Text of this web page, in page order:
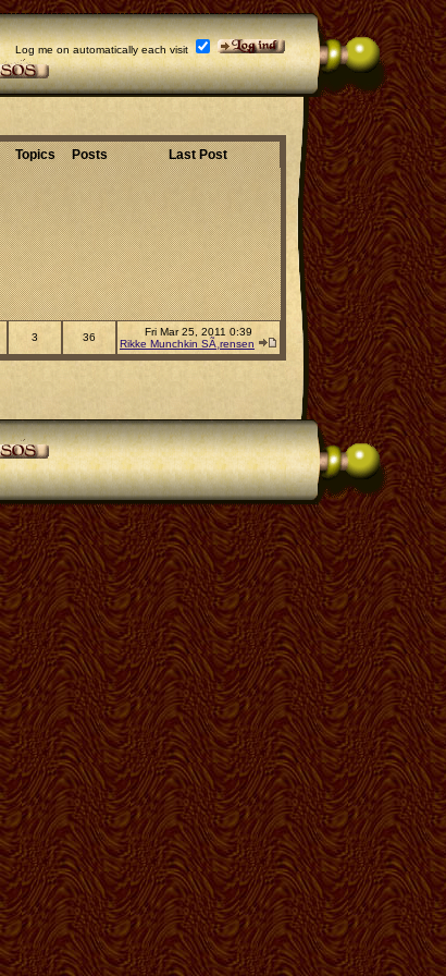
Log me on automatically each visit
Topics Posts
Last Post
3 36
Fri Mar 25, 2011 0:39
Rikke Munchkin SÃ¸rensen